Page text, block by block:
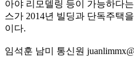
아야 리모델링 등이 가능하다
스가 2014년 빌딩과 단독주택
이다.
임석훈 남미 통신원